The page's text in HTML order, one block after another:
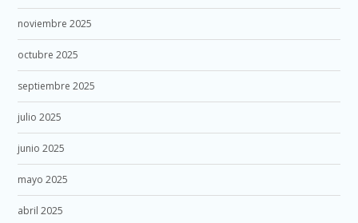
noviembre 2025
octubre 2025
septiembre 2025
julio 2025
junio 2025
mayo 2025
abril 2025